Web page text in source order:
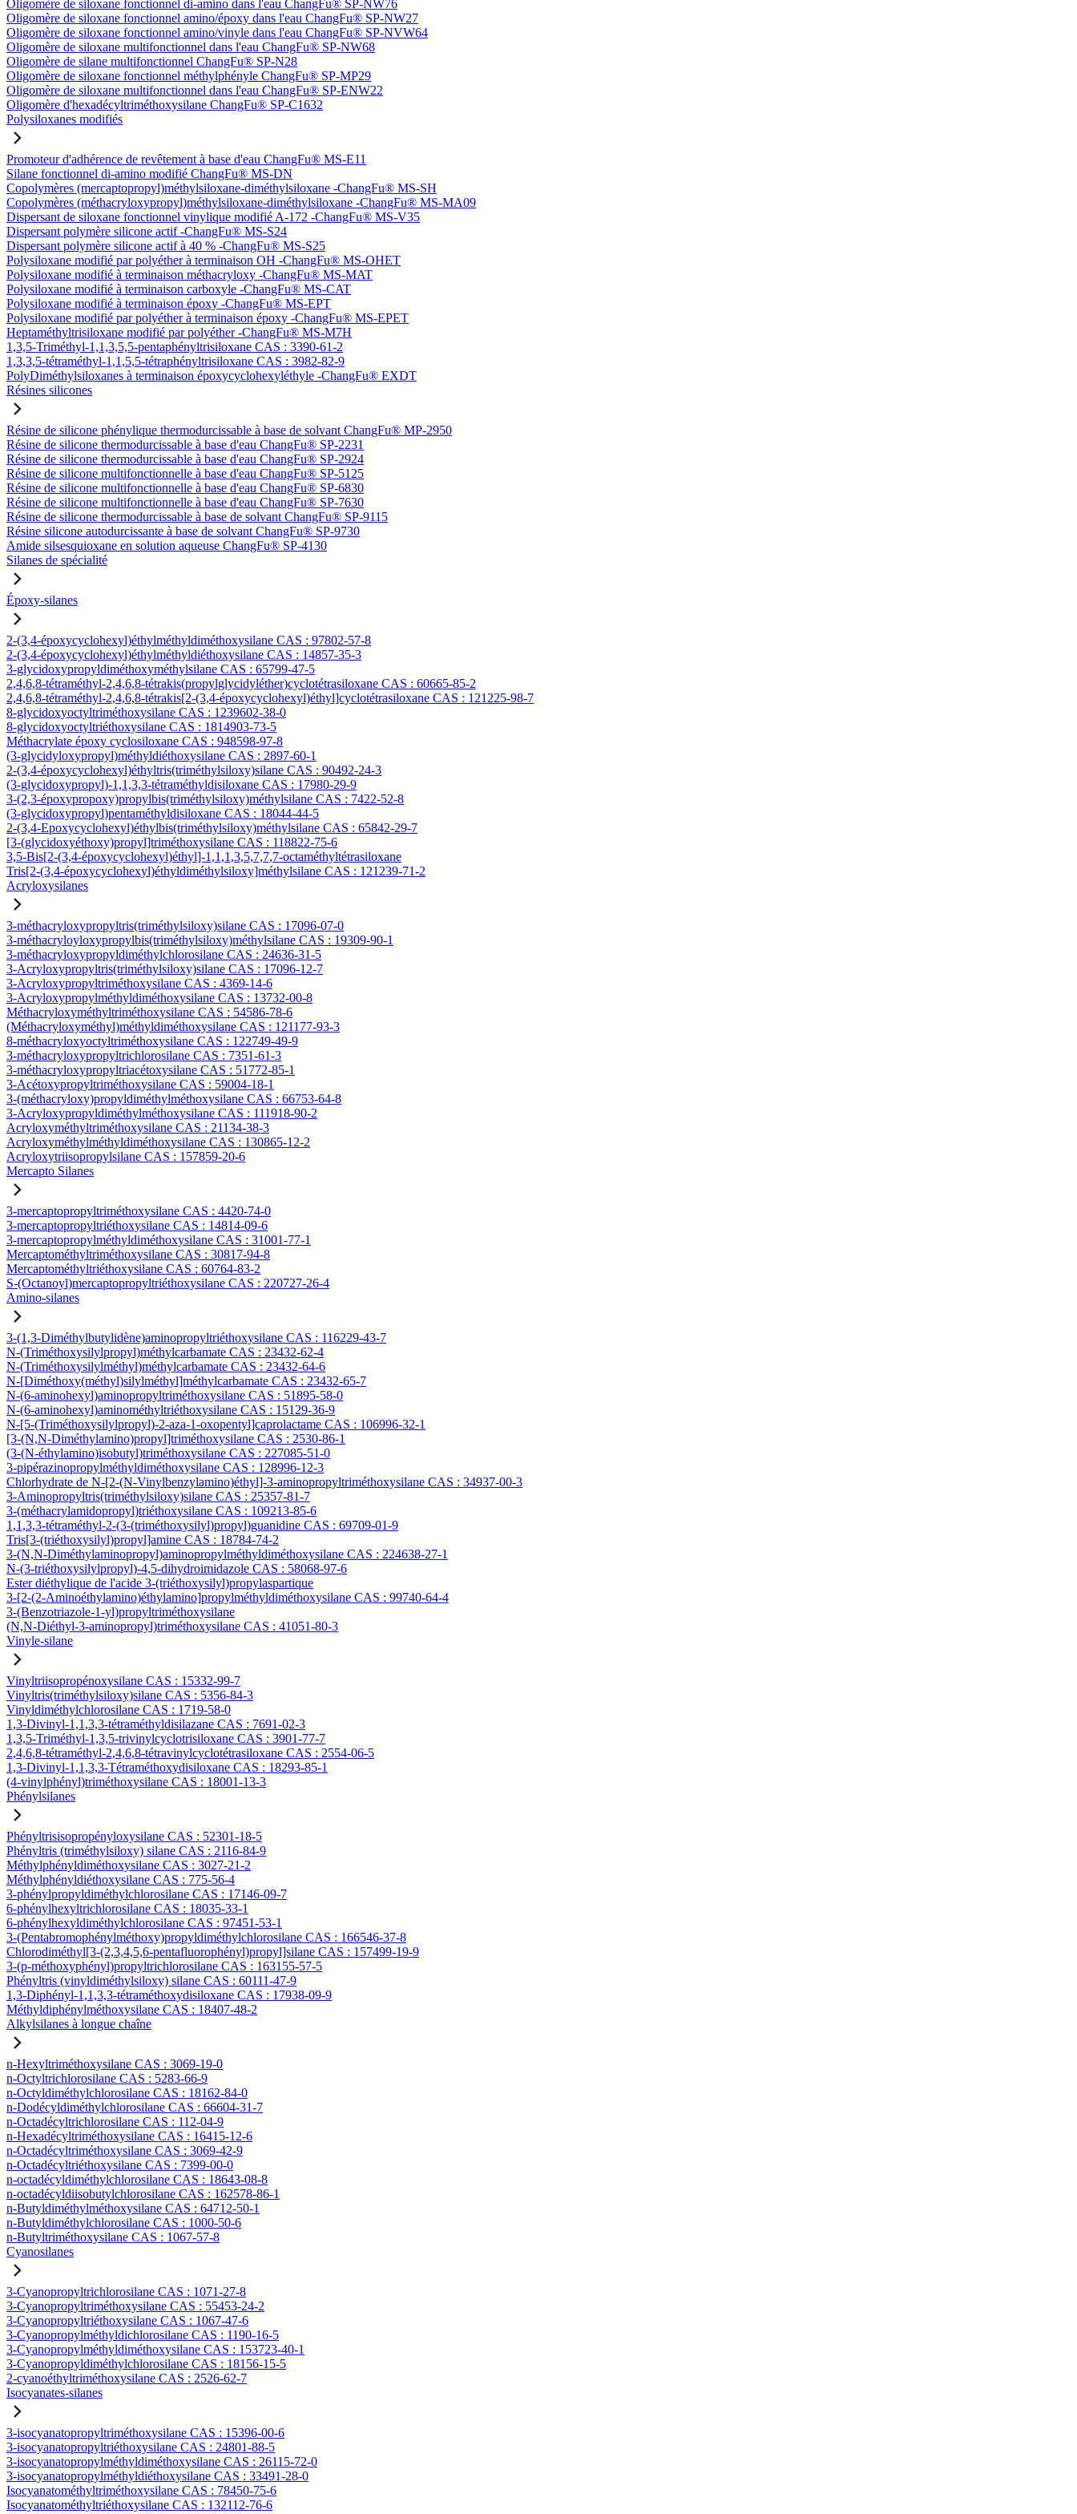
Oligomère de siloxane fonctionnel di-amino dans l'eau ChangFu® SP-NW76
Oligomère de siloxane fonctionnel amino/époxy dans l'eau ChangFu® SP-NW27
Oligomère de siloxane fonctionnel amino/vinyle dans l'eau ChangFu® SP-NVW64
Oligomère de siloxane multifonctionnel dans l'eau ChangFu® SP-NW68
Oligomère de silane multifonctionnel ChangFu® SP-N28
Oligomère de siloxane fonctionnel méthylphényle ChangFu® SP-MP29
Oligomère de siloxane multifonctionnel dans l'eau ChangFu® SP-ENW22
Oligomère d'hexadécyltriméthoxysilane ChangFu® SP-C1632
Polysiloxanes modifiés
Promoteur d'adhérence de revêtement à base d'eau ChangFu® MS-E11
Silane fonctionnel di-amino modifié ChangFu® MS-DN
Copolymères (mercaptopropyl)méthylsiloxane-diméthylsiloxane -ChangFu® MS-SH
Copolymères (méthacryloxypropyl)méthylsiloxane-diméthylsiloxane -ChangFu® MS-MA09
Dispersant de siloxane fonctionnel vinylique modifié A-172 -ChangFu® MS-V35
Dispersant polymère silicone actif -ChangFu® MS-S24
Dispersant polymère silicone actif à 40 % -ChangFu® MS-S25
Polysiloxane modifié par polyéther à terminaison OH -ChangFu® MS-OHET
Polysiloxane modifié à terminaison méthacryloxy -ChangFu® MS-MAT
Polysiloxane modifié à terminaison carboxyle -ChangFu® MS-CAT
Polysiloxane modifié à terminaison époxy -ChangFu® MS-EPT
Polysiloxane modifié par polyéther à terminaison époxy -ChangFu® MS-EPET
Heptaméthyltrisiloxane modifié par polyéther -ChangFu® MS-M7H
1,3,5-Triméthyl-1,1,3,5,5-pentaphényltrisiloxane CAS : 3390-61-2
1,3,3,5-tétraméthyl-1,1,5,5-tétraphényltrisiloxane CAS : 3982-82-9
PolyDiméthylsiloxanes à terminaison époxycyclohexyléthyle -ChangFu® EXDT
Résines silicones
Résine de silicone phénylique thermodurcissable à base de solvant ChangFu® MP-2950
Résine de silicone thermodurcissable à base d'eau ChangFu® SP-2231
Résine de silicone thermodurcissable à base d'eau ChangFu® SP-2924
Résine de silicone multifonctionnelle à base d'eau ChangFu® SP-5125
Résine de silicone multifonctionnelle à base d'eau ChangFu® SP-6830
Résine de silicone multifonctionnelle à base d'eau ChangFu® SP-7630
Résine de silicone thermodurcissable à base de solvant ChangFu® SP-9115
Résine silicone autodurcissante à base de solvant ChangFu® SP-9730
Amide silsesquioxane en solution aqueuse ChangFu® SP-4130
Silanes de spécialité
Époxy-silanes
2-(3,4-époxycyclohexyl)éthylméthyldiméthoxysilane CAS : 97802-57-8
2-(3,4-époxycyclohexyl)éthylméthyldiéthoxysilane CAS : 14857-35-3
3-glycidoxypropyldiméthoxyméthylsilane CAS : 65799-47-5
2,4,6,8-tétraméthyl-2,4,6,8-tétrakis(propylglycidyléther)cyclotétrasiloxane CAS : 60665-85-2
2,4,6,8-tétraméthyl-2,4,6,8-tétrakis[2-(3,4-époxycyclohexyl)éthyl]cyclotétrasiloxane CAS : 121225-98-7
8-glycidoxyoctyltriméthoxysilane CAS : 1239602-38-0
8-glycidoxyoctyltriéthoxysilane CAS : 1814903-73-5
Méthacrylate époxy cyclosiloxane CAS : 948598-97-8
(3-glycidyloxypropyl)méthyldiéthoxysilane CAS : 2897-60-1
2-(3,4-époxycyclohexyl)éthyltris(triméthylsiloxy)silane CAS : 90492-24-3
(3-glycidoxypropyl)-1,1,3,3-tétraméthyldisiloxane CAS : 17980-29-9
3-(2,3-époxypropoxy)propylbis(triméthylsiloxy)méthylsilane CAS : 7422-52-8
(3-glycidoxypropyl)pentaméthyldisiloxane CAS : 18044-44-5
2-(3,4-Epoxycyclohexyl)éthylbis(triméthylsiloxy)méthylsilane CAS : 65842-29-7
[3-(glycidoxyéthoxy)propyl]triméthoxysilane CAS : 118822-75-6
3,5-Bis[2-(3,4-époxycyclohexyl)éthyl]-1,1,1,3,5,7,7,7-octaméthyltétrasiloxane
Tris[2-(3,4-époxycyclohexyl)éthyldiméthylsiloxy]méthylsilane CAS : 121239-71-2
Acryloxysilanes
3-méthacryloxypropyltris(triméthylsiloxy)silane CAS : 17096-07-0
3-méthacryloyloxypropylbis(triméthylsiloxy)méthylsilane CAS : 19309-90-1
3-méthacryloxypropyldiméthylchlorosilane CAS : 24636-31-5
3-Acryloxypropyltris(triméthylsiloxy)silane CAS : 17096-12-7
3-Acryloxypropyltriméthoxysilane CAS : 4369-14-6
3-Acryloxypropylméthyldiméthoxysilane CAS : 13732-00-8
Méthacryloxyméthyltriméthoxysilane CAS : 54586-78-6
(Méthacryloxyméthyl)méthyldiméthoxysilane CAS : 121177-93-3
8-méthacryloxyoctyltriméthoxysilane CAS : 122749-49-9
3-méthacryloxypropyltrichlorosilane CAS : 7351-61-3
3-méthacryloxypropyltriacétoxysilane CAS : 51772-85-1
3-Acétoxypropyltriméthoxysilane CAS : 59004-18-1
3-(méthacryloxy)propyldiméthylméthoxysilane CAS : 66753-64-8
3-Acryloxypropyldiméthylméthoxysilane CAS : 111918-90-2
Acryloxyméthyltriméthoxysilane CAS : 21134-38-3
Acryloxyméthylméthyldiméthoxysilane CAS : 130865-12-2
Acryloxytriisopropylsilane CAS : 157859-20-6
Mercapto Silanes
3-mercaptopropyltriméthoxysilane CAS : 4420-74-0
3-mercaptopropyltriéthoxysilane CAS : 14814-09-6
3-mercaptopropylméthyldiméthoxysilane CAS : 31001-77-1
Mercaptométhyltriméthoxysilane CAS : 30817-94-8
Mercaptométhyltriéthoxysilane CAS : 60764-83-2
S-(Octanoyl)mercaptopropyltriéthoxysilane CAS : 220727-26-4
Amino-silanes
3-(1,3-Diméthylbutylidène)aminopropyltriéthoxysilane CAS : 116229-43-7
N-(Triméthoxysilylpropyl)méthylcarbamate CAS : 23432-62-4
N-(Triméthoxysilylméthyl)méthylcarbamate CAS : 23432-64-6
N-[Diméthoxy(méthyl)silylméthyl]méthylcarbamate CAS : 23432-65-7
N-(6-aminohexyl)aminopropyltriméthoxysilane CAS : 51895-58-0
N-(6-aminohexyl)aminométhyltriéthoxysilane CAS : 15129-36-9
N-[5-(Triméthoxysilylpropyl)-2-aza-1-oxopentyl]caprolactame CAS : 106996-32-1
[3-(N,N-Diméthylamino)propyl]triméthoxysilane CAS : 2530-86-1
(3-(N-éthylamino)isobutyl)triméthoxysilane CAS : 227085-51-0
3-pipérazinopropylméthyldiméthoxysilane CAS : 128996-12-3
Chlorhydrate de N-[2-(N-Vinylbenzylamino)éthyl]-3-aminopropyltriméthoxysilane CAS : 34937-00-3
3-Aminopropyltris(triméthylsiloxy)silane CAS : 25357-81-7
3-(méthacrylamidopropyl)triéthoxysilane CAS : 109213-85-6
1,1,3,3-tétraméthyl-2-(3-(triméthoxysilyl)propyl)guanidine CAS : 69709-01-9
Tris[3-(triéthoxysilyl)propyl]amine CAS : 18784-74-2
3-(N,N-Diméthylaminopropyl)aminopropylméthyldiméthoxysilane CAS : 224638-27-1
N-(3-triéthoxysilylpropyl)-4,5-dihydroimidazole CAS : 58068-97-6
Ester diéthylique de l'acide 3-(triéthoxysilyl)propylaspartique
3-[2-(2-Aminoéthylamino)éthylamino]propylméthyldiméthoxysilane CAS : 99740-64-4
3-(Benzotriazole-1-yl)propyltriméthoxysilane
(N,N-Diéthyl-3-aminopropyl)triméthoxysilane CAS : 41051-80-3
Vinyle-silane
Vinyltriisopropénoxysilane CAS : 15332-99-7
Vinyltris(triméthylsiloxy)silane CAS : 5356-84-3
Vinyldiméthylchlorosilane CAS : 1719-58-0
1,3-Divinyl-1,1,3,3-tétraméthyldisilazane CAS : 7691-02-3
1,3,5-Triméthyl-1,3,5-trivinylcyclotrisiloxane CAS : 3901-77-7
2,4,6,8-tétraméthyl-2,4,6,8-tétravinylcyclotétrasiloxane CAS : 2554-06-5
1,3-Divinyl-1,1,3,3-Tétraméthoxydisiloxane CAS : 18293-85-1
(4-vinylphényl)triméthoxysilane CAS : 18001-13-3
Phénylsilanes
Phényltrisisopropényloxysilane CAS : 52301-18-5
Phényltris (triméthylsiloxy) silane CAS : 2116-84-9
Méthylphényldiméthoxysilane CAS : 3027-21-2
Méthylphényldiéthoxysilane CAS : 775-56-4
3-phénylpropyldiméthylchlorosilane CAS : 17146-09-7
6-phénylhexyltrichlorosilane CAS : 18035-33-1
6-phénylhexyldiméthylchlorosilane CAS : 97451-53-1
3-(Pentabromophénylméthoxy)propyldiméthylchlorosilane CAS : 166546-37-8
Chlorodiméthyl[3-(2,3,4,5,6-pentafluorophényl)propyl]silane CAS : 157499-19-9
3-(p-méthoxyphényl)propyltrichlorosilane CAS : 163155-57-5
Phényltris (vinyldiméthylsiloxy) silane CAS : 60111-47-9
1,3-Diphényl-1,1,3,3-tétraméthoxydisiloxane CAS : 17938-09-9
Méthyldiphénylméthoxysilane CAS : 18407-48-2
Alkylsilanes à longue chaîne
n-Hexyltriméthoxysilane CAS : 3069-19-0
n-Octyltrichlorosilane CAS : 5283-66-9
n-Octyldiméthylchlorosilane CAS : 18162-84-0
n-Dodécyldiméthylchlorosilane CAS : 66604-31-7
n-Octadécyltrichlorosilane CAS : 112-04-9
n-Hexadécyltriméthoxysilane CAS : 16415-12-6
n-Octadécyltriméthoxysilane CAS : 3069-42-9
n-Octadécyltriéthoxysilane CAS : 7399-00-0
n-octadécyldiméthylchlorosilane CAS : 18643-08-8
n-octadécyldiisobutylchlorosilane CAS : 162578-86-1
n-Butyldiméthylméthoxysilane CAS : 64712-50-1
n-Butyldiméthylchlorosilane CAS : 1000-50-6
n-Butyltriméthoxysilane CAS : 1067-57-8
Cyanosilanes
3-Cyanopropyltrichlorosilane CAS : 1071-27-8
3-Cyanopropyltriméthoxysilane CAS : 55453-24-2
3-Cyanopropyltriéthoxysilane CAS : 1067-47-6
3-Cyanopropylméthyldichlorosilane CAS : 1190-16-5
3-Cyanopropylméthyldiméthoxysilane CAS : 153723-40-1
3-Cyanopropyldiméthylchlorosilane CAS : 18156-15-5
2-cyanoéthyltriméthoxysilane CAS : 2526-62-7
Isocyanates-silanes
3-isocyanatopropyltriméthoxysilane CAS : 15396-00-6
3-isocyanatopropyltriéthoxysilane CAS : 24801-88-5
3-isocyanatopropylméthyldiméthoxysilane CAS : 26115-72-0
3-isocyanatopropylméthyldiéthoxysilane CAS : 33491-28-0
Isocyanatométhyltriméthoxysilane CAS : 78450-75-6
Isocyanatométhyltriéthoxysilane CAS : 132112-76-6